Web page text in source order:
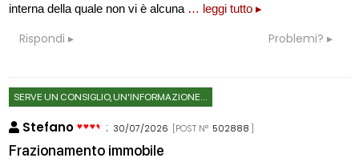
interna della quale non vi è alcuna … leggi tutto ▸
Rispondi Problemi?
SERVE UN CONSIGLIO, UN'INFORMAZIONE...
Stefano : 30/07/2026 [POST N° 502888 ]
Frazionamento immobile